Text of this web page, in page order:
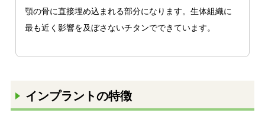
顎の骨に直接埋め込まれる部分になります。生体組織に
最も近く影響を及ぼさないチタンでできています。
インプラントの特徴